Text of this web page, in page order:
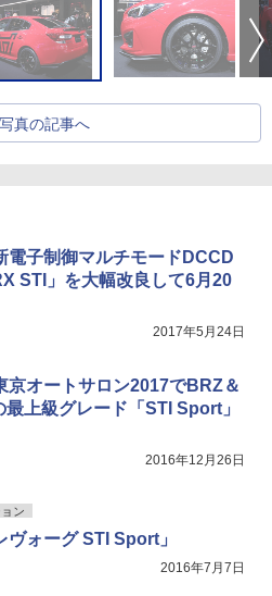
真の記事へ
電子制御マルチモードDCCD
STI」を大幅改良して6月20
2017年5月24日
京オートサロン2017でBRZ＆
上級グレード「STI Sport」
2016年12月26日
ン
ヴォーグ STI Sport」
2016年7月7日